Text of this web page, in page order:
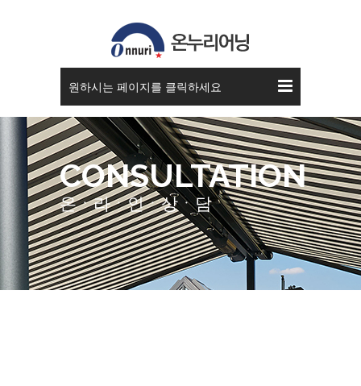
원하시는 페이지를 클릭하세요
CONSULTATION
온ㆍ라ㆍ인ㆍ상ㆍ담